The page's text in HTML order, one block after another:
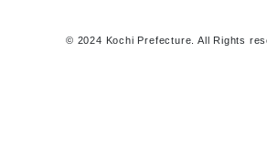
© 2024 Kochi Prefecture. All Rights